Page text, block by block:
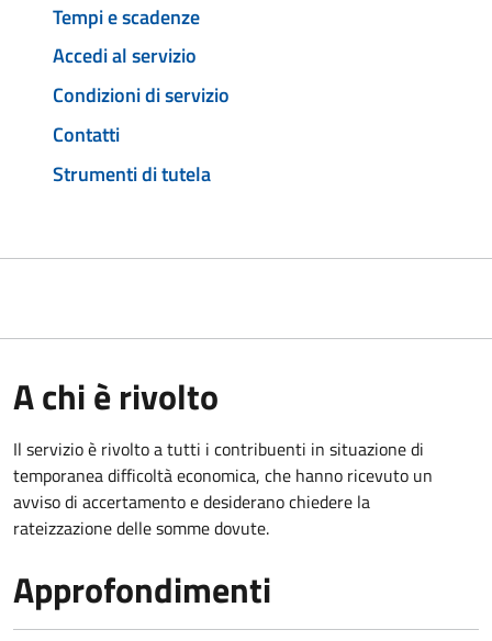
Tempi e scadenze
Accedi al servizio
Condizioni di servizio
Contatti
Strumenti di tutela
A chi è rivolto
Il servizio è rivolto a tutti i contribuenti in situazione di
temporanea difficoltà economica, che hanno ricevuto un
avviso di accertamento e desiderano chiedere la
rateizzazione delle somme dovute.
Approfondimenti